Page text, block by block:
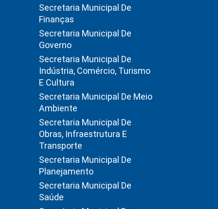
Secretaria Municipal De
Finanças
Secretaria Municipal De
Governo
Secretaria Municipal De
Indústria, Comércio, Turismo
E Cultura
Secretaria Municipal De Meio
Ambiente
Secretaria Municipal De
Obras, Infraestrutura E
Transporte
Secretaria Municipal De
Planejamento
Secretaria Municipal De
Saúde